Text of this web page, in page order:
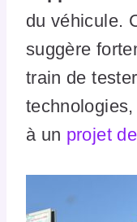
du véhicule.
suggère
train de
à un projet